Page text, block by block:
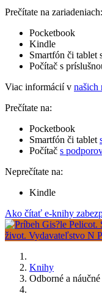
Prečítate na zariadeniach:
Pocketbook
Kindle
Smartfón či tablet
Počítač s
Viac informácií v našich
Prečítate na:
Pocketbook
Smartfón či tablet
Počítač s
Neprečítate na:
Kindle
Ako čítať e-knihy
Knihy
Odborné a náučné